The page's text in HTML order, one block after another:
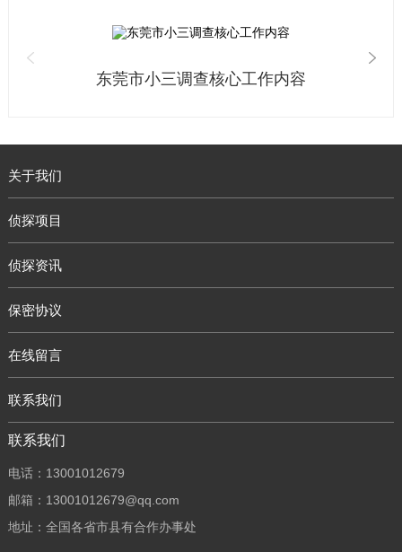
东莞市小三调查核心工作内容
关于我们
侦探项目
侦探资讯
保密协议
在线留言
联系我们
联系我们
电话：13001012679
邮箱：13001012679@qq.com
地址：全国各省市县有合作办事处